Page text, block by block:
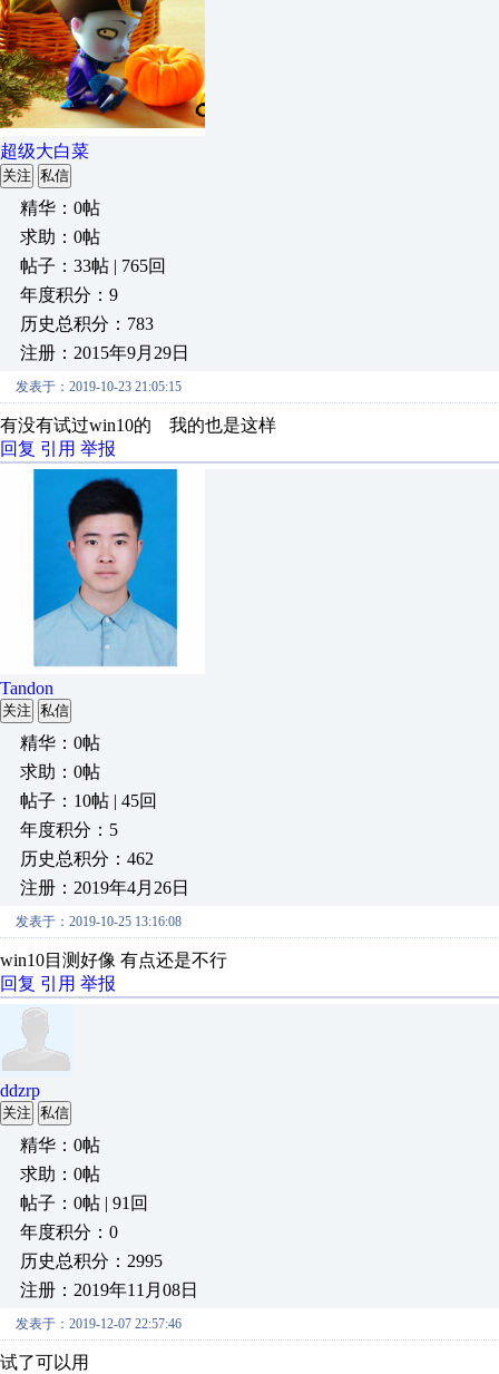
超级大白菜
关注 私信
精华：0帖
求助：0帖
帖子：33帖 | 765回
年度积分：9
历史总积分：783
注册：2015年9月29日
发表于：2019-10-23 21:05:15
有没有试过win10的 我的也是这样
回复 引用 举报
Tandon
关注 私信
精华：0帖
求助：0帖
帖子：10帖 | 45回
年度积分：5
历史总积分：462
注册：2019年4月26日
发表于：2019-10-25 13:16:08
win10目测好像 有点还是不行
回复 引用 举报
ddzrp
关注 私信
精华：0帖
求助：0帖
帖子：0帖 | 91回
年度积分：0
历史总积分：2995
注册：2019年11月08日
发表于：2019-12-07 22:57:46
试了可以用